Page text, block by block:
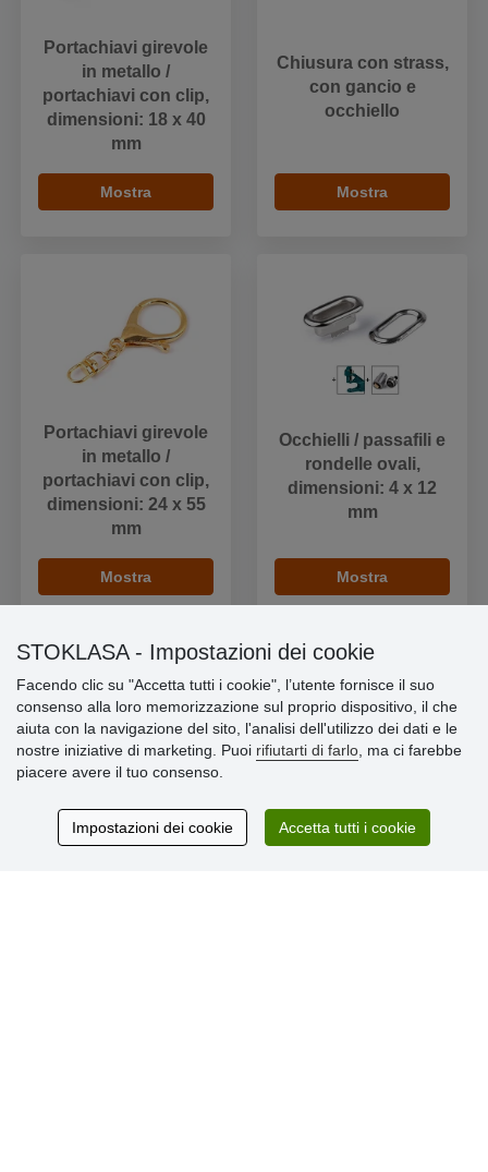
Portachiavi girevole
in metallo /
portachiavi con clip,
dimensioni: 18 x 40
mm
Mostra
Chiusura con strass,
con gancio e
occhiello
Mostra
Portachiavi girevole
in metallo /
portachiavi con clip,
dimensioni: 24 x 55
mm
Mostra
Occhielli / passafili e
rondelle ovali,
dimensioni: 4 x 12
mm
Mostra
Informazioni importanti
» Impostazioni dei cookie
» Termini & Condizioni
» Consegna e pagamento
» Garanzia e resi
STOKLASA - Impostazioni dei cookie
Facendo clic su "Accetta tutti i cookie", l’utente fornisce il suo
consenso alla loro memorizzazione sul proprio dispositivo, il che
aiuta con la navigazione del sito, l'analisi dell'utilizzo dei dati e le
nostre iniziative di marketing. Puoi rifiutarti di farlo , ma ci farebbe
piacere avere il tuo consenso.
Impostazioni dei cookie Accetta tutti i cookie